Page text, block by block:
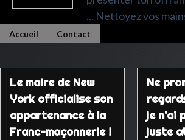
... Nettoyez vos
Accueil Contact
Le maire de New
York officialise son
appartenance à la
Franc-maçonnerie !
Ne
je n'ai
juste